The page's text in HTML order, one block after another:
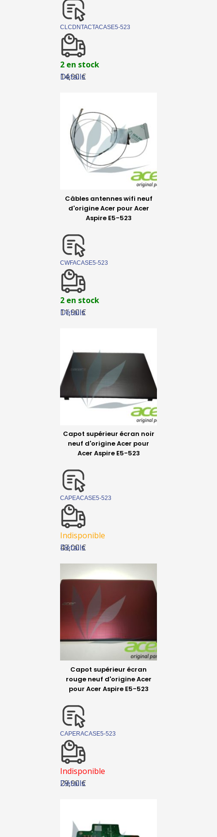
Détails
CLCDNTACTACASE5-523
2 en stock
14,90 €
Détails
Câbles antennes wifi neuf
d'origine Acer pour Acer
Aspire E5-523
CWFACASE5-523
2 en stock
11,90 €
Détails
Capot supérieur écran noir
neuf d'origine Acer pour
Acer Aspire E5-523
CAPEACASE5-523
Indisponible
43,00 €
Détails
Capot supérieur écran
rouge neuf d'origine Acer
pour Acer Aspire E5-523
CAPERACASE5-523
Indisponible
29,90 €